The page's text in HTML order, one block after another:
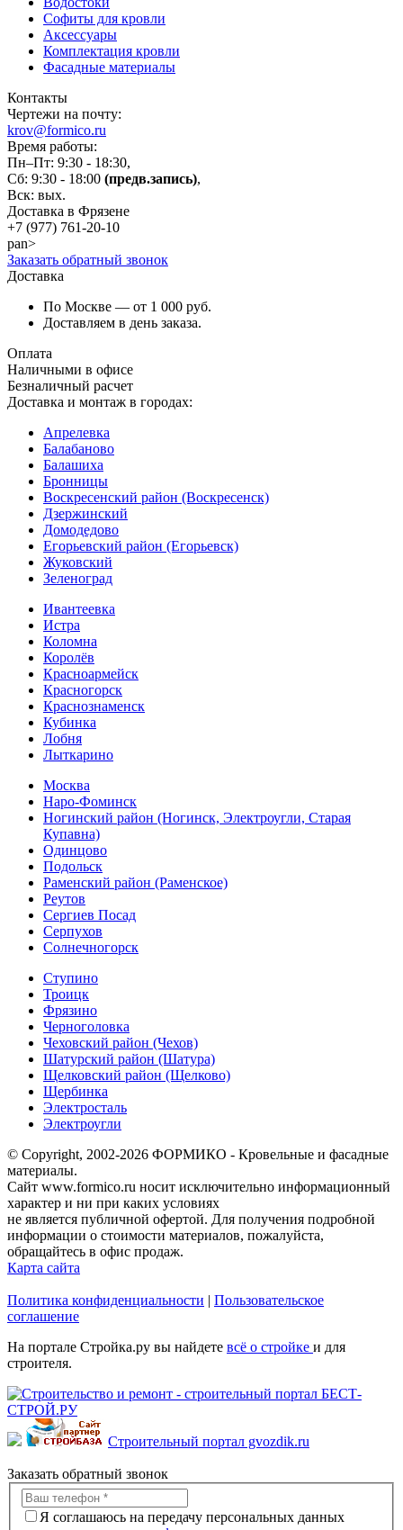
Софиты для кровли
Аксессуары
Комплектация кровли
Фасадные материалы
Контакты
Чертежи на почту:
krov@formico.ru
Время работы:
Пн–Пт: 9:30 - 18:30,
Сб: 9:30 - 18:00 (предв.запись),
Вск: вых.
Доставка в Фрязене
+7 (977) 761-20-10
pan>
Заказать обратный звонок
Доставка
По Москве — от 1 000 руб.
Доставляем в день заказа.
Оплата
Наличными в офисе
Безналичный расчет
Доставка и монтаж в городах:
Апрелевка
Балабаново
Балашиха
Бронницы
Воскресенский район (Воскресенск)
Дзержинский
Домодедово
Егорьевский район (Егорьевск)
Жуковский
Зеленоград
Ивантеевка
Истра
Коломна
Королёв
Красноармейск
Красногорск
Краснознаменск
Кубинка
Лобня
Лыткарино
Москва
Наро-Фоминск
Ногинский район (Ногинск, Электроугли, Старая
Купавна)
Одинцово
Подольск
Раменский район (Раменское)
Реутов
Сергиев Посад
Серпухов
Солнечногорск
Ступино
Троицк
Фрязино
Черноголовка
Чеховский район (Чехов)
Шатурский район (Шатура)
Щелковский район (Щелково)
Щербинка
Электросталь
Электроугли
© Copyright, 2002-2026 ФОРМИКО - Кровельные и фасадные
материалы.
Сайт www.formico.ru носит исключительно информационный
характер и ни при каких условиях
не является публичной офертой. Для получения подробной
информации о стоимости материалов, пожалуйста,
обращайтесь в офис продаж.
Карта сайта
Политика конфиденциальности | Пользовательское
соглашение
На портале Стройка.ру вы найдете всё о стройке и для
строителя.
Строительный портал gvozdik.ru
Заказать обратный звонок
Я соглашаюсь на передачу персональных данных